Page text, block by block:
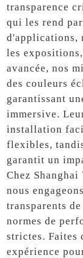
transparence
qui les rend
d'applications,
les
avancée, nos
des couleurs
garantissant
immersive.
installation
flexibles,
garantit un
Chez
nous
transparents
normes de
strictes. Faites
expérience